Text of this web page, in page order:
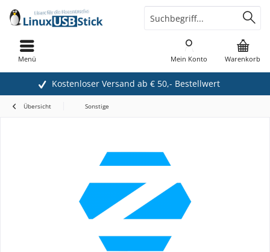
Kostenloser Versand ab € 50,- Bestellwert
Warenkorb
Mein Konto
Menü
Übersicht Sonstige